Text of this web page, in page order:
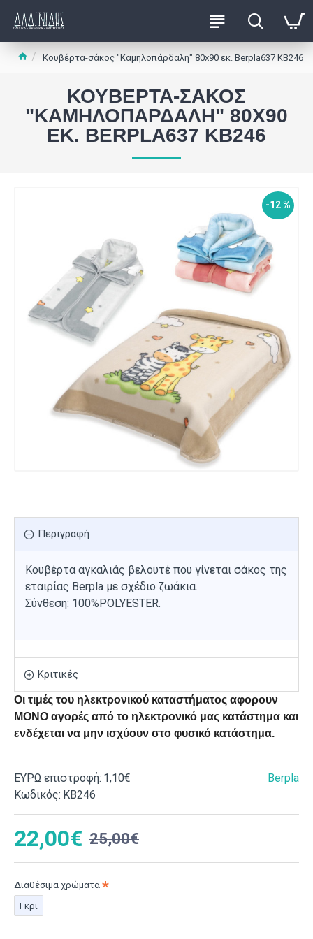
Κουβέρτα-σάκος "Καμηλοπάρδαλη" 80x90 εκ. Berpla637 ΚΒ246
ΚΟΥΒΈΡΤΑ-ΣΆΚΟΣ
"ΚΑΜΗΛΟΠΆΡΔΑΛΗ" 80X90
ΕΚ. BERPLA637 ΚΒ246
-12 %
Περιγραφή
Κουβέρτα αγκαλιάς βελουτέ που γίνεται σάκος της
εταιρίας Berpla με σχέδιο ζωάκια.
Σύνθεση: 100%POLYESTER.
Κριτικές
Οι τιμές του ηλεκτρονικού καταστήματος αφορουν
ΜΟΝΟ αγορές από το ηλεκτρονικό μας κατάστημα και
ενδέχεται να μην ισχύουν στο φυσικό κατάστημα.
ΕΥΡΩ επιστροφή: 1,10€
Κωδικός: ΚΒ246
Berpla
22,00€ 25,00€
Διαθέσιμα χρώματα
Γκρι